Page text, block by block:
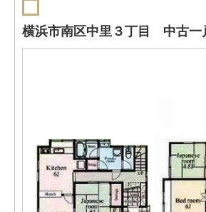
横浜市南区中里３丁目 中古一